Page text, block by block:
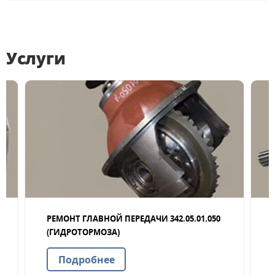
Услуги
РЕМОНТ ГЛАВНОЙ ПЕРЕДАЧИ 342.05.01.050
(ГИДРОТОРМОЗА)
Подробнее